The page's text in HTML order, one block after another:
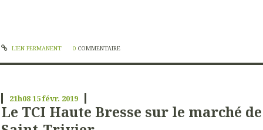
LIEN PERMANENT 0 COMMENTAIRE
21h0815févr. 2019
Le TCI Haute Bresse sur le marché de